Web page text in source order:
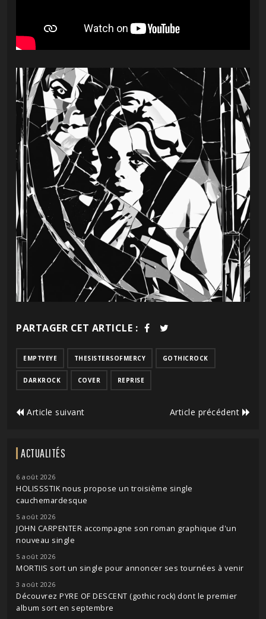
PARTAGER CET ARTICLE :
EMPTYEYE THESISTERSOFMERCY GOTHICROCK
DARKROCK COVER REPRISE
Article suivant Article précédent
ACTUALITÉS
6 août 2026
HOLISSSTIK nous propose un troisième single
cauchemardesque
5 août 2026
JOHN CARPENTER accompagne son roman graphique d'un
nouveau single
5 août 2026
MORTIIS sort un single pour annoncer ses tournées à venir
3 août 2026
Découvrez PYRE OF DESCENT (gothic rock) dont le premier
album sort en septembre